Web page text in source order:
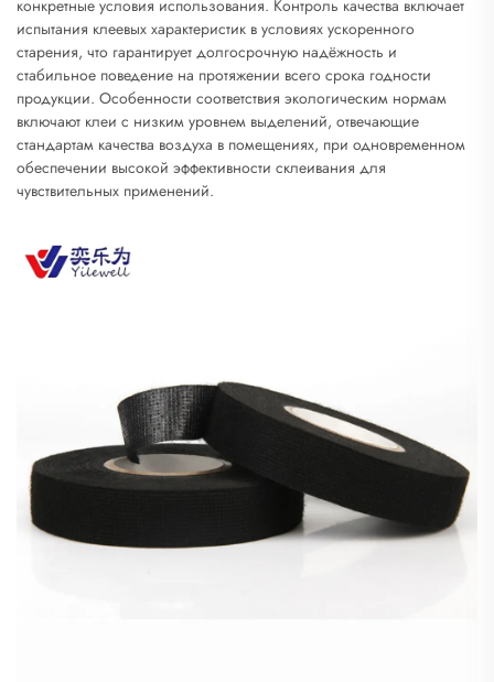
конкретные условия использования. Контроль качества включает
испытания клеевых характеристик в условиях ускоренного
старения, что гарантирует долгосрочную надёжность и
стабильное поведение на протяжении всего срока годности
продукции. Особенности соответствия экологическим нормам
включают клеи с низким уровнем выделений, отвечающие
стандартам качества воздуха в помещениях, при одновременном
обеспечении высокой эффективности склеивания для
чувствительных применений.